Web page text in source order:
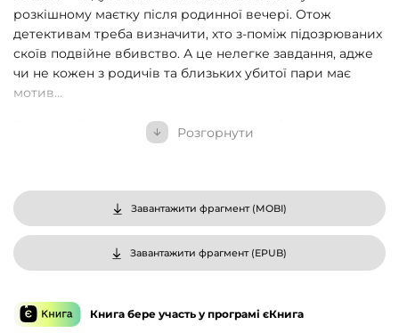
розкішному маєтку після родинної вечері. Отож
детективам треба визначити, хто з-поміж підозрюваних
скоїв подвійне вбивство. А це нелегке завдання, адже
чи не кожен з родичів та близьких убитої пари має
мотив…
Кетрін, найстарша дочка з успішною кар’єрою,
розлютилася, дізнавшись, що батьки збираються
бізнесі. А Дженна — наймолодша — вважалася ганьбою
сім’ї через легковажний богемний спосіб життя. Сестра
Фреда також має претензії на багатомільйонний
спадок, а ще детективи виходять на двох жінок, які
бути з покоївкою, яка — свідомо чи ні — знищила значну
частку речових доказів?
Розгорнути
Завантажити фрагмент (MOBI)
Завантажити фрагмент (EPUB)
Книга бере участь у програмі єКнига